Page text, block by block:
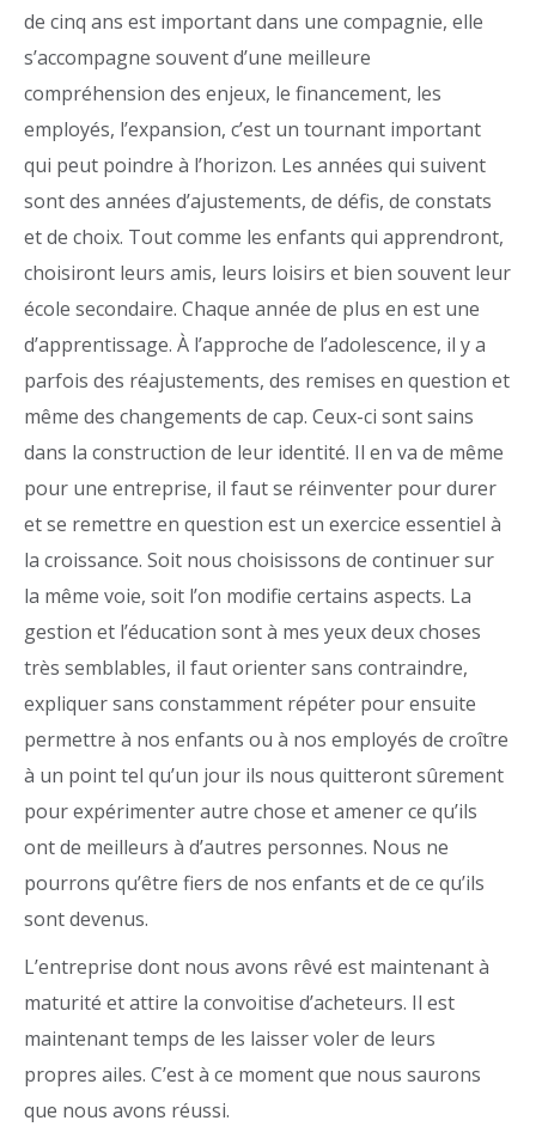
de cinq ans est important dans une compagnie, elle
s’accompagne souvent d’une meilleure
compréhension des enjeux, le financement, les
employés, l’expansion, c’est un tournant important
qui peut poindre à l’horizon. Les années qui suivent
sont des années d’ajustements, de défis, de constats
et de choix. Tout comme les enfants qui apprendront,
choisiront leurs amis, leurs loisirs et bien souvent leur
école secondaire. Chaque année de plus en est une
d’apprentissage. À l’approche de l’adolescence, il y a
parfois des réajustements, des remises en question et
même des changements de cap. Ceux-ci sont sains
dans la construction de leur identité. Il en va de même
pour une entreprise, il faut se réinventer pour durer
et se remettre en question est un exercice essentiel à
la croissance. Soit nous choisissons de continuer sur
la même voie, soit l’on modifie certains aspects. La
gestion et l’éducation sont à mes yeux deux choses
très semblables, il faut orienter sans contraindre,
expliquer sans constamment répéter pour ensuite
permettre à nos enfants ou à nos employés de croître
à un point tel qu’un jour ils nous quitteront sûrement
pour expérimenter autre chose et amener ce qu’ils
ont de meilleurs à d’autres personnes. Nous ne
pourrons qu’être fiers de nos enfants et de ce qu’ils
sont devenus.
L’entreprise dont nous avons rêvé est maintenant à
maturité et attire la convoitise d’acheteurs. Il est
maintenant temps de les laisser voler de leurs
propres ailes. C’est à ce moment que nous saurons
que nous avons réussi.